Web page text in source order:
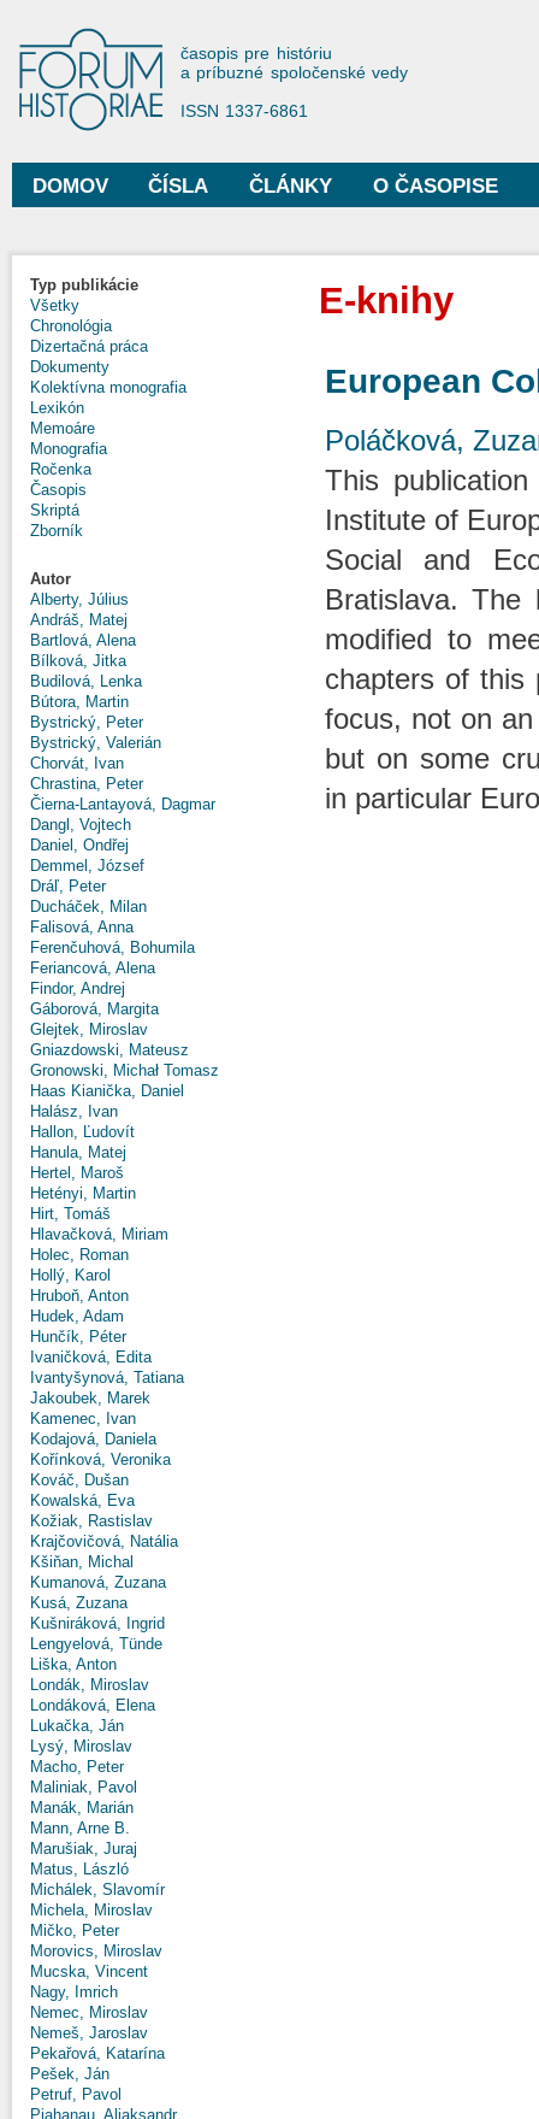
Forum Historiae
časopis pre históriu
a príbuzné spoločenské vedy
ISSN 1337-6861
Hlavné menu
DOMOV ČÍSLA ČLÁNKY O ČASOPISE
Typ publikácie
Všetky
Chronológia
Dizertačná práca
Dokumenty
Kolektívna monografia
Lexikón
Memoáre
Monografia
Ročenka
Časopis
Skriptá
Zborník
Autor
Alberty, Július
Andráš, Matej
Bartlová, Alena
Bílková, Jitka
Budilová, Lenka
Bútora, Martin
Bystrický, Peter
Bystrický, Valerián
Chorvát, Ivan
Chrastina, Peter
Čierna-Lantayová, Dagmar
Dangl, Vojtech
Daniel, Ondřej
Demmel, József
Dráľ, Peter
Ducháček, Milan
Falisová, Anna
Ferenčuhová, Bohumila
Feriancová, Alena
Findor, Andrej
Gáborová, Margita
Glejtek, Miroslav
Gniazdowski, Mateusz
Gronowski, Michał Tomasz
Haas Kianička, Daniel
Halász, Ivan
Hallon, Ľudovít
Hanula, Matej
Hertel, Maroš
Hetényi, Martin
Hirt, Tomáš
Hlavačková, Miriam
Holec, Roman
Hollý, Karol
Hruboň, Anton
Hudek, Adam
Hunčík, Péter
Ivaničková, Edita
Ivantyšynová, Tatiana
Jakoubek, Marek
Kamenec, Ivan
Kodajová, Daniela
Kořínková, Veronika
Kováč, Dušan
Kowalská, Eva
Kožiak, Rastislav
Krajčovičová, Natália
Kšiňan, Michal
Kumanová, Zuzana
Kusá, Zuzana
Kušniráková, Ingrid
Lengyelová, Tünde
Liška, Anton
Londák, Miroslav
Londáková, Elena
Lukačka, Ján
Lysý, Miroslav
Macho, Peter
Maliniak, Pavol
Manák, Marián
Mann, Arne B.
Marušiak, Juraj
Matus, László
Michálek, Slavomír
Michela, Miroslav
Mičko, Peter
Morovics, Miroslav
Mucska, Vincent
Nagy, Imrich
Nemec, Miroslav
Nemeš, Jaroslav
Pekařová, Katarína
Pešek, Ján
Petruf, Pavol
Piahanau, Aliaksandr
E-knihy
European
Poláčková,
This
Institute of
Social and
Bratislava.
modified to
chapters of this
focus, not on
but on some
in particular